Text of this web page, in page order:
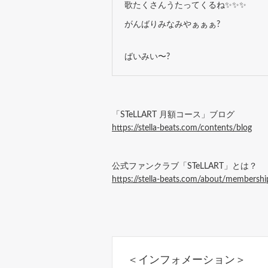
歌たくさんうたってくるね✨✨✨
がんばりみなみやぁぁぁ?
ばいみい〜?
「STeLLART 月額コース」ブログ
https://stella-beats.com/contents/blog
公式ファンクラブ「STeLLART」とは？
https://stella-beats.com/about/
＜インフォメーション＞